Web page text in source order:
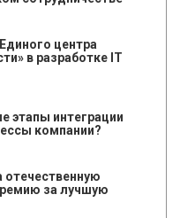
центра
в разработке IT
этапы интеграции
компании?
отечественную
за лучшую